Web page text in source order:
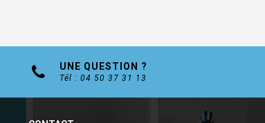
UNE QUESTION ?
Tél : 04 50 37 31 13